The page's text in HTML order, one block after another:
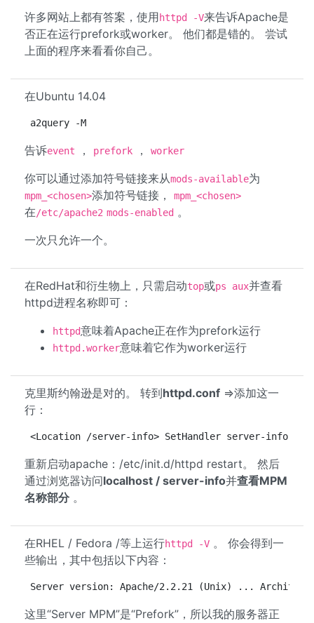
许多网站上都有答案，使用httpd -V来告诉Apache是​​
否正在运行prefork或worker。 他们都是错的。 尝试
上面的程序来看看你自己。
在Ubuntu 14.04
a2query -M
告诉event ， prefork ， worker
你可以通过添加符号链接来从mods-available为
mpm_<chosen>添加符号链接， mpm_<chosen>
在/etc/apache2 mods-enabled 。
一次只允许一个。
在RedHat和衍生物上，只需启动top或ps aux并查看
httpd进程名称即可：
httpd意味着Apache正在作为prefork运行
httpd.worker意味着它作为worker运行
克里斯约翰逊是对的。 转到httpd.conf =>添加这一
行：
<Location /server-info> SetHandler server-info </
重新启动apache：/etc/init.d/httpd restart。 然后
通过浏览器访问localhost / server-info并查看MPM
名称部分。
在RHEL / Fedora /等上运行httpd -V 。 你会得到一
些输出，其中包括以下内容：
Server version: Apache/2.2.21 (Unix) ...
这里“Server MPM”是“Prefork”，所以我的服务器正